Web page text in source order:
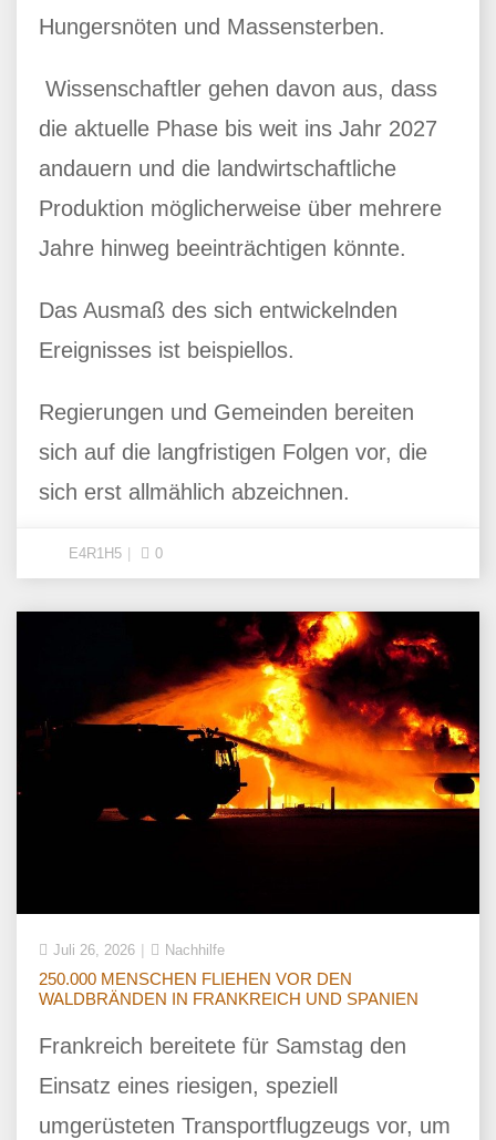
Hungersnöten und Massensterben.
Wissenschaftler gehen davon aus, dass
die aktuelle Phase bis weit ins Jahr 2027
andauern und die landwirtschaftliche
Produktion möglicherweise über mehrere
Jahre hinweg beeinträchtigen könnte.
Das Ausmaß des sich entwickelnden
Ereignisses ist beispiellos.
Regierungen und Gemeinden bereiten
sich auf die langfristigen Folgen vor, die
sich erst allmählich abzeichnen.
E4R1H5 0
Juli 26, 2026 Nachhilfe
250.000 MENSCHEN FLIEHEN VOR DEN
WALDBRÄNDEN IN FRANKREICH UND SPANIEN
Frankreich bereitete für Samstag den
Einsatz eines riesigen, speziell
umgerüsteten Transportflugzeugs vor, um